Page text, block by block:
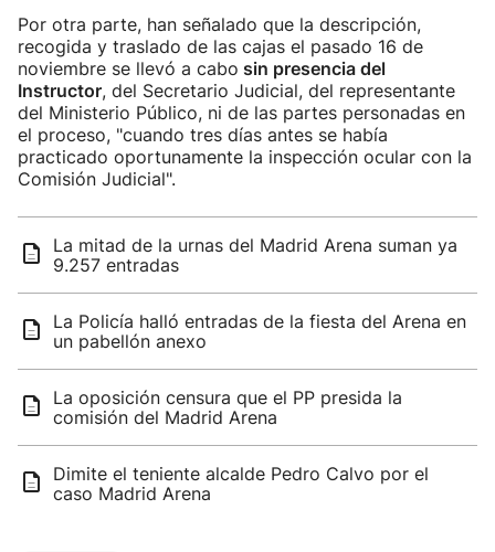
Por otra parte, han señalado que la descripción,
recogida y traslado de las cajas el pasado 16 de
noviembre se llevó a cabo sin presencia del
Instructor, del Secretario Judicial, del representante
del Ministerio Público, ni de las partes personadas en
el proceso, "cuando tres días antes se había
practicado oportunamente la inspección ocular con la
Comisión Judicial".
La mitad de la urnas del Madrid Arena suman ya
9.257 entradas
La Policía halló entradas de la fiesta del Arena en
un pabellón anexo
La oposición censura que el PP presida la
comisión del Madrid Arena
Dimite el teniente alcalde Pedro Calvo por el
caso Madrid Arena